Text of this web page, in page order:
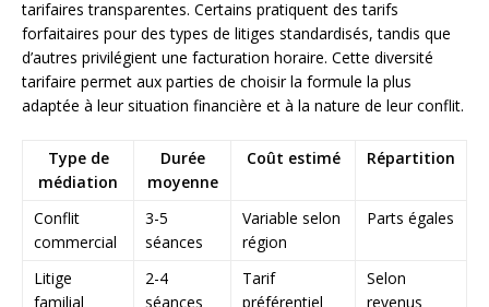
tarifaires transparentes. Certains pratiquent des tarifs
forfaitaires pour des types de litiges standardisés, tandis que
d’autres privilégient une facturation horaire. Cette diversité
tarifaire permet aux parties de choisir la formule la plus
adaptée à leur situation financière et à la nature de leur conflit.
Type de
médiation
Durée
moyenne
Coût estimé Répartition
Conflit
commercial
3-5
séances
Variable selon
région
Parts égales
Litige
familial
2-4
séances
Tarif
préférentiel
Selon
revenus